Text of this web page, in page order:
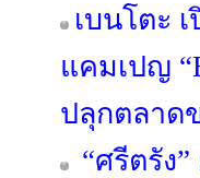
เบนโตะ
แคมเปญ
ปลุกตลาด
“ศรีตรัง